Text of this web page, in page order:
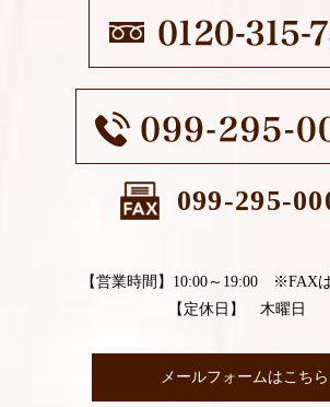
099-295-
【営業時間】10:00～19:00 ※FAX
【定休日】 木曜日
メールフォームはこちら